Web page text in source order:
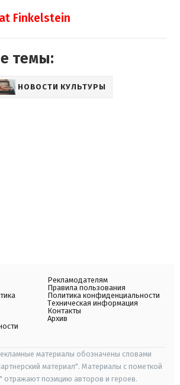
Finkelstein
темы:
НОВОСТИ КУЛЬТУРЫ
Рекламодателям
Правила пользования
Политика конфиденциальности
Техническая информация
Контакты
Архив
материалы обозначены словами
материал". Материалы с пометкой
отражают позицию авторов и героев.